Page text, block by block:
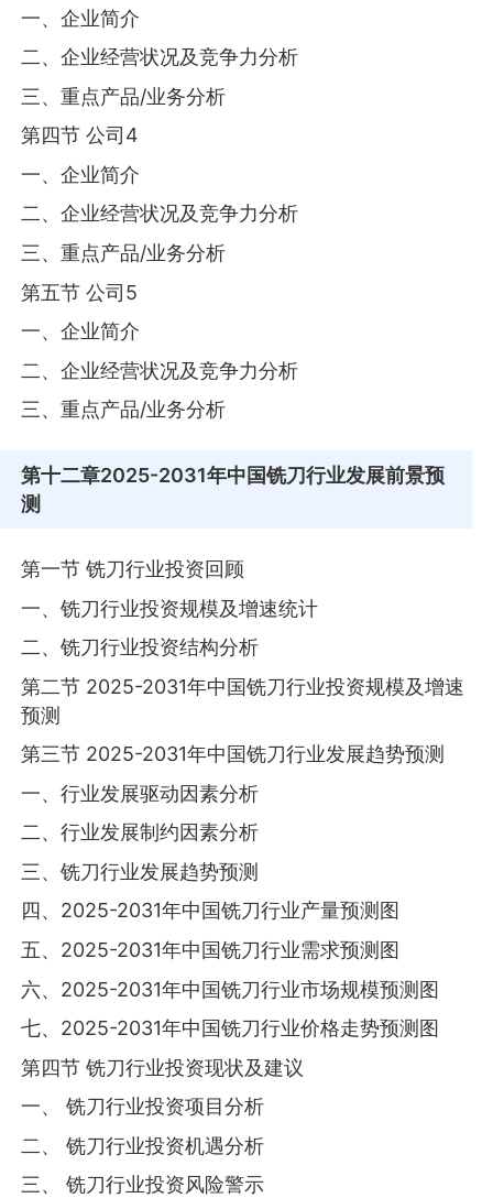
一、企业简介
二、企业经营状况及竞争力分析
三、重点产品/业务分析
第四节 公司4
一、企业简介
二、企业经营状况及竞争力分析
三、重点产品/业务分析
第五节 公司5
一、企业简介
二、企业经营状况及竞争力分析
三、重点产品/业务分析
第十二章2025-2031年中国铣刀行业发展前景预
测
第一节 铣刀行业投资回顾
一、铣刀行业投资规模及增速统计
二、铣刀行业投资结构分析
第二节 2025-2031年中国铣刀行业投资规模及增速
预测
第三节 2025-2031年中国铣刀行业发展趋势预测
一、行业发展驱动因素分析
二、行业发展制约因素分析
三、铣刀行业发展趋势预测
四、2025-2031年中国铣刀行业产量预测图
五、2025-2031年中国铣刀行业需求预测图
六、2025-2031年中国铣刀行业市场规模预测图
七、2025-2031年中国铣刀行业价格走势预测图
第四节 铣刀行业投资现状及建议
一、 铣刀行业投资项目分析
二、 铣刀行业投资机遇分析
三、 铣刀行业投资风险警示